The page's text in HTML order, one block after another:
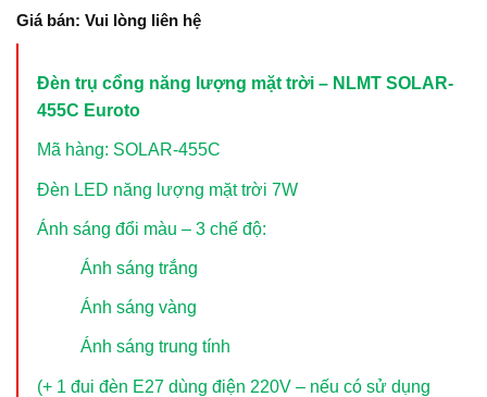
Giá bán: Vui lòng liên hệ
Đèn trụ cổng năng lượng mặt trời – NLMT SOLAR-
455C Euroto
Mã hàng: SOLAR-455C
Đèn LED năng lượng mặt trời 7W
Ánh sáng đổi màu – 3 chế độ:
Ánh sáng trắng
Ánh sáng vàng
Ánh sáng trung tính
(+ 1 đui đèn E27 dùng điện 220V – nếu có sử dụng